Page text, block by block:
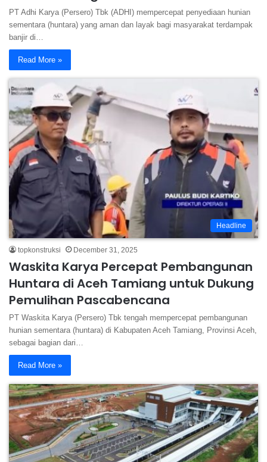
PT Adhi Karya (Persero) Tbk (ADHI) mempercepat penyediaan hunian
sementara (huntara) yang aman dan layak bagi masyarakat terdampak
banjir di…
Read More »
Headline
topkonstruksi December 31, 2025
Waskita Karya Percepat Pembangunan
Huntara di Aceh Tamiang untuk Dukung
Pemulihan Pascabencana
PT Waskita Karya (Persero) Tbk tengah mempercepat pembangunan
hunian sementara (huntara) di Kabupaten Aceh Tamiang, Provinsi Aceh,
sebagai bagian dari…
Read More »